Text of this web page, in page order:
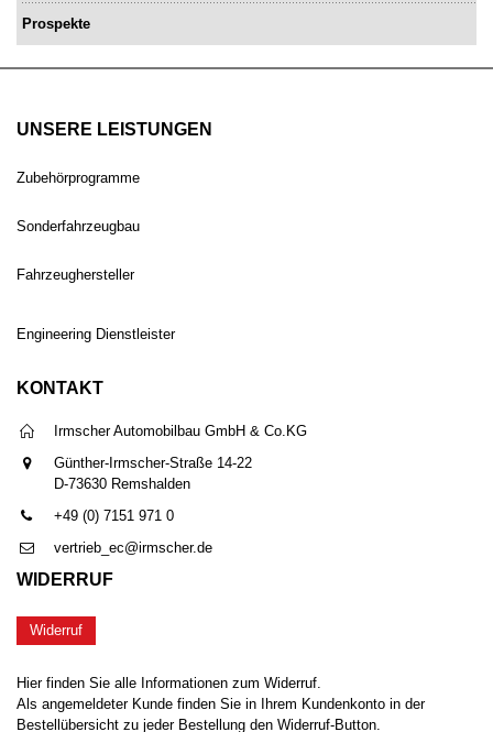
Prospekte
UNSERE LEISTUNGEN
Zubehörprogramme
Sonderfahrzeugbau
Fahrzeughersteller
Engineering Dienstleister
KONTAKT
Irmscher Automobilbau GmbH & Co.KG
Günther-Irmscher-Straße 14-22
D-73630 Remshalden
+49 (0) 7151 971 0
vertrieb_ec@irmscher.de
WIDERRUF
Widerruf
Hier finden Sie alle Informationen zum Widerruf.
Als angemeldeter Kunde finden Sie in Ihrem Kundenkonto in der
Bestellübersicht zu jeder Bestellung den Widerruf-Button.